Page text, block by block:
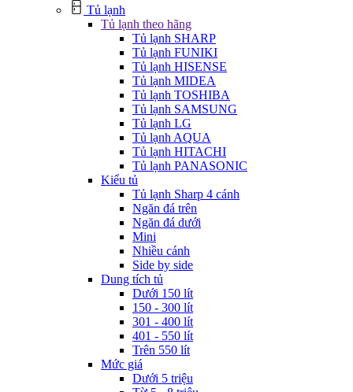
Tủ lạnh
Tủ lạnh theo hãng
Tủ lạnh SHARP
Tủ lạnh FUNIKI
Tủ lạnh HISENSE
Tủ lạnh MIDEA
Tủ lạnh TOSHIBA
Tủ lạnh SAMSUNG
Tủ lạnh LG
Tủ lạnh AQUA
Tủ lạnh HITACHI
Tủ lạnh PANASONIC
Kiểu tủ
Tủ lạnh Sharp 4 cánh
Ngăn đá trên
Ngăn đá dưới
Mini
Nhiều cánh
Side by side
Dung tích tủ
Dưới 150 lít
150 - 300 lít
301 - 400 lít
401 - 550 lít
Trên 550 lít
Mức giá
Dưới 5 triệu